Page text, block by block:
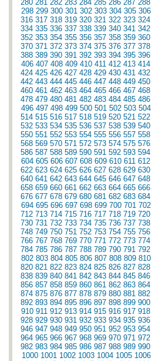
280 281 282 283 284 285 286 287 288
298 299 300 301 302 303 304 305 306
316 317 318 319 320 321 322 323 324
334 335 336 337 338 339 340 341 342
352 353 354 355 356 357 358 359 360
370 371 372 373 374 375 376 377 378
388 389 390 391 392 393 394 395 396
406 407 408 409 410 411 412 413 414
424 425 426 427 428 429 430 431 432
442 443 444 445 446 447 448 449 450
460 461 462 463 464 465 466 467 468
478 479 480 481 482 483 484 485 486
496 497 498 499 500 501 502 503 504
514 515 516 517 518 519 520 521 522
532 533 534 535 536 537 538 539 540
550 551 552 553 554 555 556 557 558
568 569 570 571 572 573 574 575 576
586 587 588 589 590 591 592 593 594
604 605 606 607 608 609 610 611 612
622 623 624 625 626 627 628 629 630
640 641 642 643 644 645 646 647 648
658 659 660 661 662 663 664 665 666
676 677 678 679 680 681 682 683 684
694 695 696 697 698 699 700 701 702
712 713 714 715 716 717 718 719 720
730 731 732 733 734 735 736 737 738
748 749 750 751 752 753 754 755 756
766 767 768 769 770 771 772 773 774
784 785 786 787 788 789 790 791 792
802 803 804 805 806 807 808 809 810
820 821 822 823 824 825 826 827 828
838 839 840 841 842 843 844 845 846
856 857 858 859 860 861 862 863 864
874 875 876 877 878 879 880 881 882
892 893 894 895 896 897 898 899 900
910 911 912 913 914 915 916 917 918
928 929 930 931 932 933 934 935 936
946 947 948 949 950 951 952 953 954
964 965 966 967 968 969 970 971 972
982 983 984 985 986 987 988 989 990
1000 1001 1002 1003 1004 1005 1006